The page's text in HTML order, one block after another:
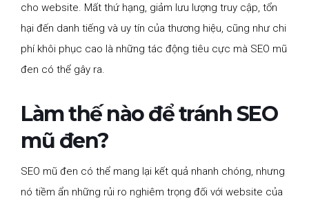
cho website. Mất thứ hạng, giảm lưu lượng truy cập, tổn
hại đến danh tiếng và uy tín của thương hiệu, cũng như chi
phí khôi phục cao là những tác động tiêu cực mà SEO mũ
đen có thể gây ra.
Làm thế nào để tránh SEO
mũ đen?
SEO mũ đen có thể mang lại kết quả nhanh chóng, nhưng
nó tiềm ẩn những rủi ro nghiêm trọng đối với website của